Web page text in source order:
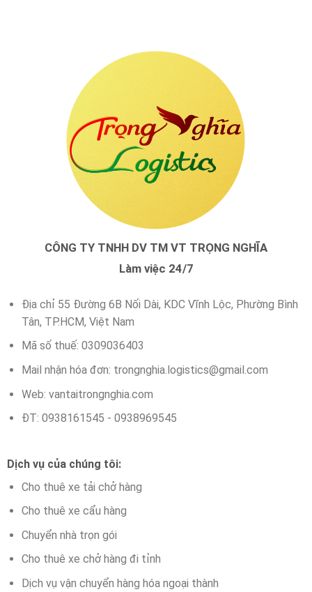
CÔNG TY TNHH DV TM VT TRỌNG NGHĨA
Làm việc 24/7
Địa chỉ 55 Đường 6B Nối Dài, KDC Vĩnh Lộc, Phường Bình
Tân, TP.HCM, Việt Nam
Mã số thuế: 0309036403
Mail nhận hóa đơn: trongnghia.logistics@gmail.com
Web: vantaitrongnghia.com
ĐT: 0938161545 - 0938969545
Dịch vụ của chúng tôi:
Cho thuê xe tải chở hàng
Cho thuê xe cẩu hàng
Chuyển nhà trọn gói
Cho thuê xe chở hàng đi tỉnh
Dịch vụ vận chuyển hàng hóa ngoại thành